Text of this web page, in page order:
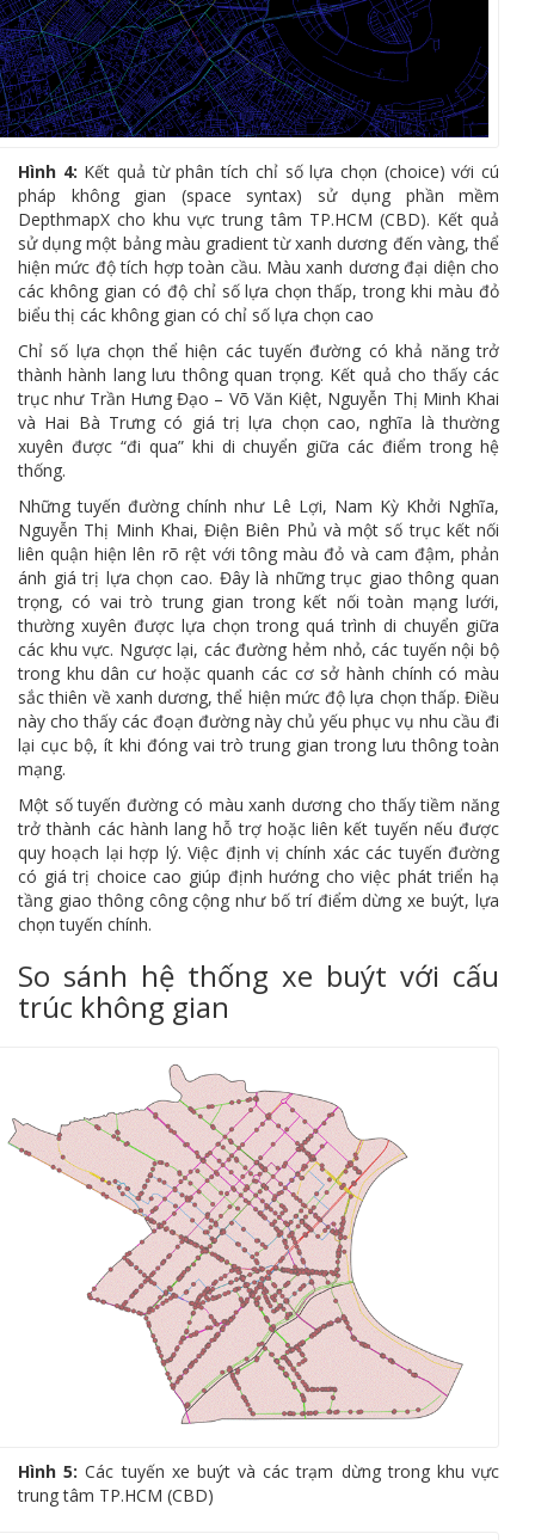
Hình 4: Kết quả từ phân tích chỉ số lựa chọn (choice) với cú
pháp không gian (space syntax) sử dụng phần mềm
DepthmapX cho khu vực trung tâm TP.HCM (CBD). Kết quả
sử dụng một bảng màu gradient từ xanh dương đến vàng, thể
hiện mức độ tích hợp toàn cầu. Màu xanh dương đại diện cho
các không gian có độ chỉ số lựa chọn thấp, trong khi màu đỏ
biểu thị các không gian có chỉ số lựa chọn cao
Chỉ số lựa chọn thể hiện các tuyến đường có khả năng trở
thành hành lang lưu thông quan trọng. Kết quả cho thấy các
trục như Trần Hưng Đạo – Võ Văn Kiệt, Nguyễn Thị Minh Khai
và Hai Bà Trưng có giá trị lựa chọn cao, nghĩa là thường
xuyên được “đi qua” khi di chuyển giữa các điểm trong hệ
thống.
Những tuyến đường chính như Lê Lợi, Nam Kỳ Khởi Nghĩa,
Nguyễn Thị Minh Khai, Điện Biên Phủ và một số trục kết nối
liên quận hiện lên rõ rệt với tông màu đỏ và cam đậm, phản
ánh giá trị lựa chọn cao. Đây là những trục giao thông quan
trọng, có vai trò trung gian trong kết nối toàn mạng lưới,
thường xuyên được lựa chọn trong quá trình di chuyển giữa
các khu vực. Ngược lại, các đường hẻm nhỏ, các tuyến nội bộ
trong khu dân cư hoặc quanh các cơ sở hành chính có màu
sắc thiên về xanh dương, thể hiện mức độ lựa chọn thấp. Điều
này cho thấy các đoạn đường này chủ yếu phục vụ nhu cầu đi
lại cục bộ, ít khi đóng vai trò trung gian trong lưu thông toàn
mạng.
Một số tuyến đường có màu xanh dương cho thấy tiềm năng
trở thành các hành lang hỗ trợ hoặc liên kết tuyến nếu được
quy hoạch lại hợp lý. Việc định vị chính xác các tuyến đường
có giá trị choice cao giúp định hướng cho việc phát triển hạ
tầng giao thông công cộng như bố trí điểm dừng xe buýt, lựa
chọn tuyến chính.
So sánh hệ thống xe buýt với cấu
trúc không gian
Hình 5: Các tuyến xe buýt và các trạm dừng trong khu vực
trung tâm TP.HCM (CBD)